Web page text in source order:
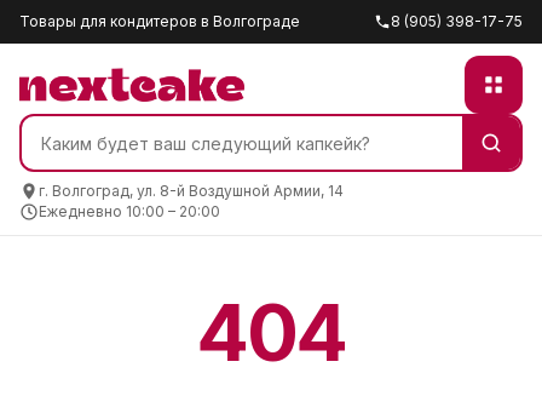
Товары для кондитеров в Волгограде 8 (905) 398-17-75
г. Волгоград, ул. 8-й Воздушной Армии, 14
Ежедневно 10:00 – 20:00
404